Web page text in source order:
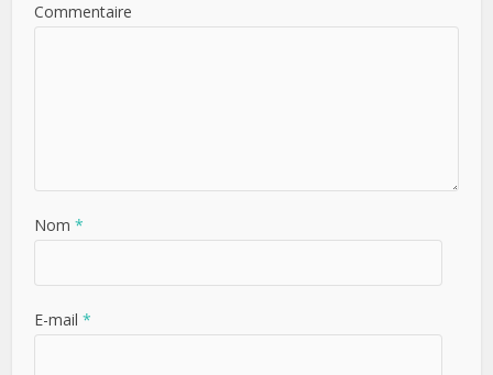
Commentaire
Nom*
E-mail*